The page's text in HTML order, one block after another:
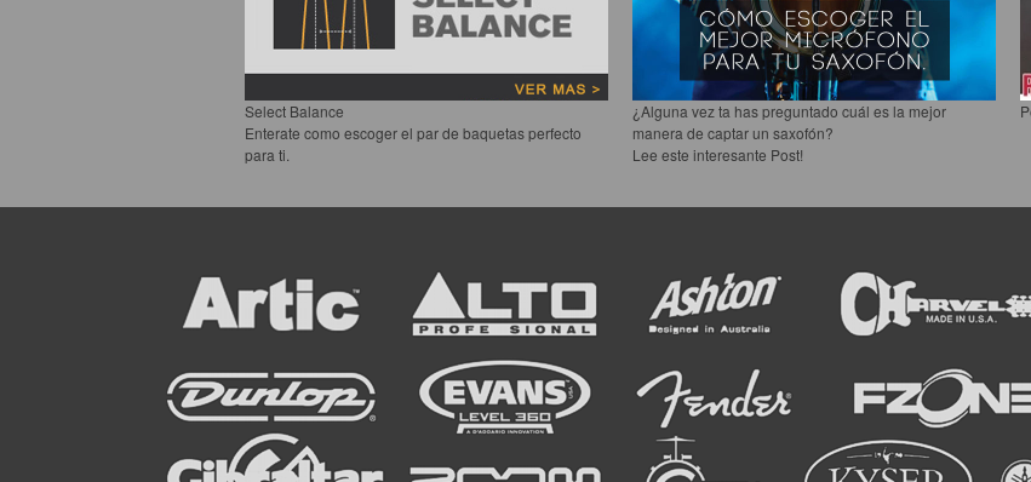
Select Balance
Enterate como escoger el par de baquetas perfecto
para ti.
¿Alguna vez ta has preguntado cuál es la mejor
manera de captar un saxofón?
Lee este interesante Post!